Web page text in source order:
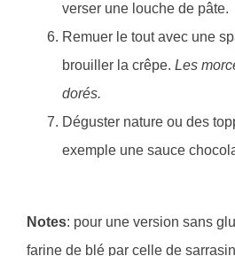
verser une louche de pâte.
Remuer le tout avec une
brouiller la crêpe. Les
dorés.
Déguster nature ou des
exemple une sauce
Notes: pour une version sans
farine de blé par celle de